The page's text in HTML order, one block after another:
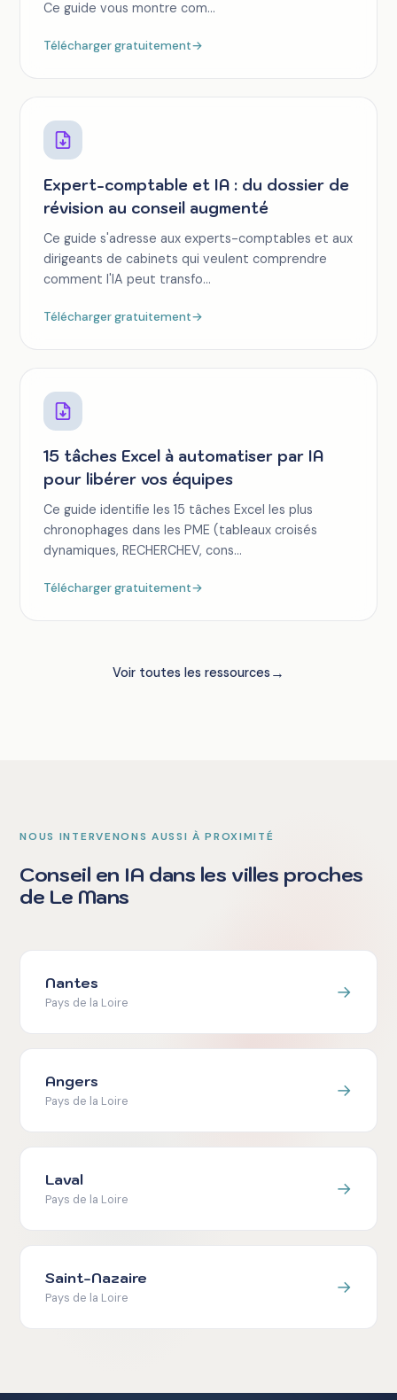
Ce guide vous montre com...
Télécharger gratuitement→
Expert-comptable et IA : du dossier de
révision au conseil augmenté
Ce guide s'adresse aux experts-comptables et aux
dirigeants de cabinets qui veulent comprendre
comment l'IA peut transfo...
Télécharger gratuitement→
15 tâches Excel à automatiser par IA
pour libérer vos équipes
Ce guide identifie les 15 tâches Excel les plus
chronophages dans les PME (tableaux croisés
dynamiques, RECHERCHEV, cons...
Télécharger gratuitement→
Voir toutes les ressources→
NOUS INTERVENONS AUSSI À PROXIMITÉ
Conseil en IA dans les villes proches
de Le Mans
Nantes
Pays de la Loire →
Angers
Pays de la Loire →
Laval
Pays de la Loire →
Saint-Nazaire
Pays de la Loire →